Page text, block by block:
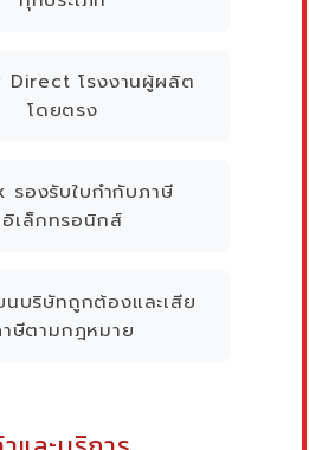
Direct โรงงานผู้ผลิต
โดยตรง
รองรับใบกำกับภาษี
อิเล็กทรอนิกส์
นบริษัทถูกต้องและเสีย
ษีตามกฎหมาย